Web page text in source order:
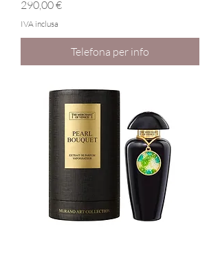
Prezzo
290,00 €
IVA inclusa
Telefona per info